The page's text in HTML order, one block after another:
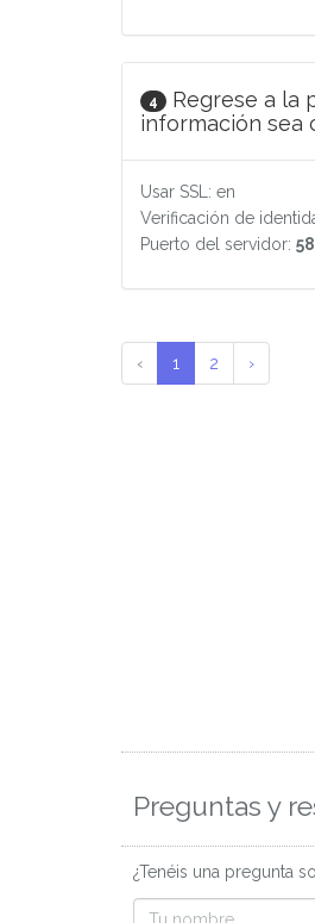
4 Regrese a la
información sea
Usar SSL: en
Verificación de
Puerto del servidor:
‹ 1 2 ›
Preguntas y
¿Tenéis una pregunta